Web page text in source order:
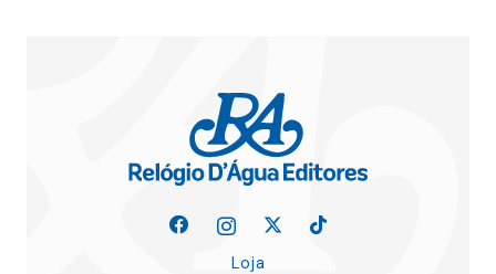
Loja